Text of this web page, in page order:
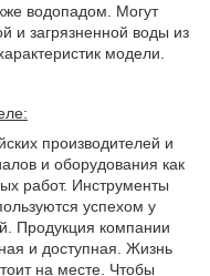
водопадом. Могут
и загрязненной воды из
модели.
производителей и
и оборудования как
работ. Инструменты
успехом у
Продукция компании
и доступная. Жизнь
на месте. Чтобы